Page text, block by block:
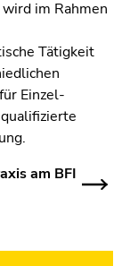
im Rahmen
Tätigkeit
Einzel-
am BFI